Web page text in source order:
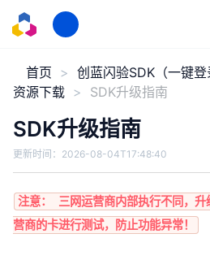
首页
创蓝闪验SDK（一键登
资源下载
SDK升级指南
SDK升级指南
更新时间： 2026-08-04T17:48:40
注意： 三网运营商内部执行不同，
营商的卡进行测试，防止功能异常！